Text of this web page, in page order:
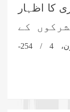
کا اظہار
کے
4 / 254
-